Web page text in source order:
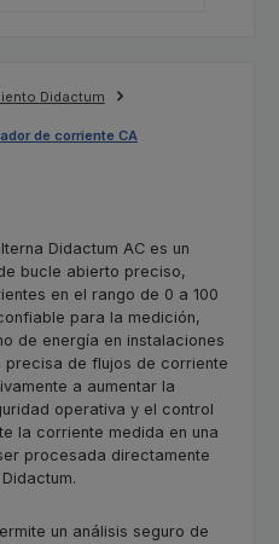
Didactum
de corriente CA
Didactum AC es un
bucle abierto preciso,
en el rango de 0 a 100
para la medición,
de energía en instalaciones
de flujos de corriente
a aumentar la
operativa y el control
la corriente medida en una
procesada directamente
un análisis seguro de